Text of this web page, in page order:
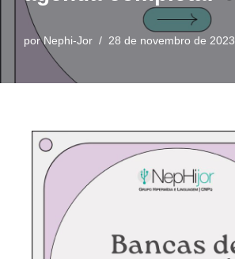
porNephi-Jor 28 de novembro de 2023